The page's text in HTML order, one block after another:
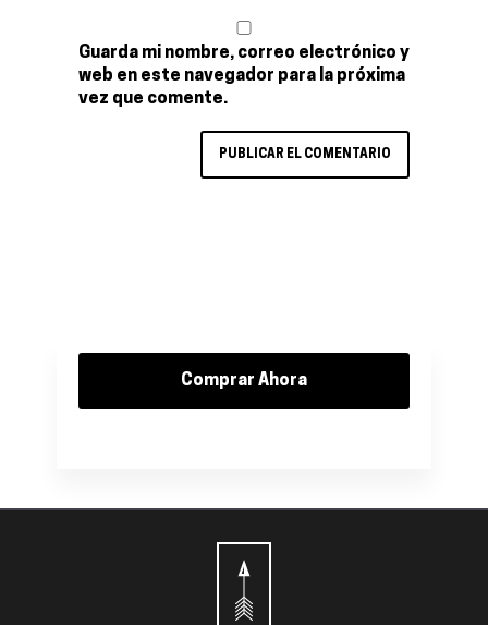
Guarda mi nombre, correo electrónico y
web en este navegador para la próxima
vez que comente.
Comprar Ahora